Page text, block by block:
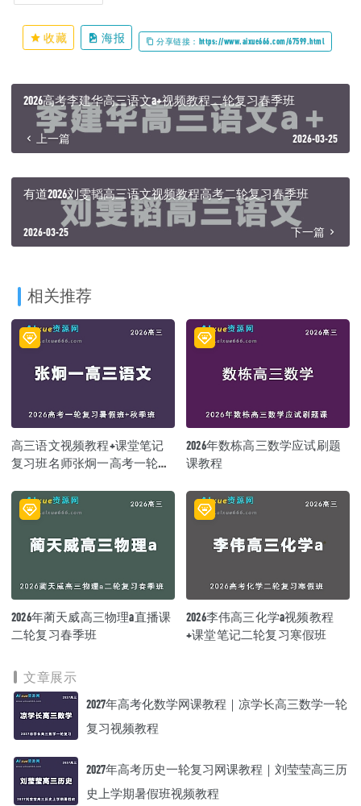
收藏 海报 分享链接：https://www.aixue666.com/67599.html
2026高考李建华高三语文a+视频教程二轮复习春季班
上一篇 2026-03-25
有道2026刘雯韬高三语文视频教程高考二轮复习春季班
2026-03-25 下一篇
相关推荐
高三语文视频教程+课堂笔记
复习班名师张炯一高考一轮教
2026年数栋高三数学应试刷题
课教程
2026年蔺天威高三物理a直播课
二轮复习春季班
2026李伟高三化学a视频教程
+课堂笔记二轮复习寒假班
文章展示
2027年高考化数学网课教程｜凉学长高三数学一轮
复习视频教程
2027年高考历史一轮复习网课教程｜刘莹莹高三历
史上学期暑假班视频教程